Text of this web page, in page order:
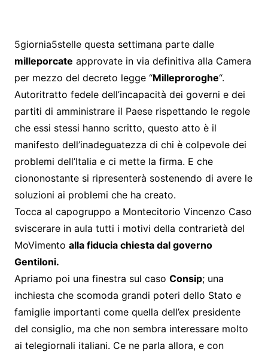
5giornia5stelle questa settimana parte dalle
milleporcate approvate in via definitiva alla Camera
per mezzo del decreto legge “Milleproroghe“.
Autoritratto fedele dell’incapacità dei governi e dei
partiti di amministrare il Paese rispettando le regole
che essi stessi hanno scritto, questo atto è il
manifesto dell’inadeguatezza di chi è colpevole dei
problemi dell’Italia e ci mette la firma. E che
ciononostante si ripresenterà sostenendo di avere le
soluzioni ai problemi che ha creato.
Tocca al capogruppo a Montecitorio Vincenzo Caso
sviscerare in aula tutti i motivi della contrarietà del
MoVimento alla fiducia chiesta dal governo
Gentiloni.
Apriamo poi una finestra sul caso Consip; una
inchiesta che scomoda grandi poteri dello Stato e
famiglie importanti come quella dell’ex presidente
del consiglio, ma che non sembra interessare molto
ai telegiornali italiani. Ce ne parla allora, e con